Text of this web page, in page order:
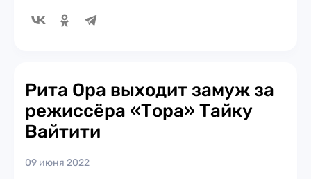
Рита Ора выходит замуж за
режиссёра «Тора» Тайку
Вайтити
09 июня 2022